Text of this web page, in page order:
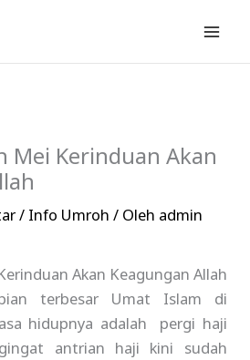
Mei Kerinduan Akan
/ Info Umroh / Oleh admin
Akan Keagungan Allah
terbesar Umat Islam di
hidupnya adalah pergi haji
antrian haji kini sudah